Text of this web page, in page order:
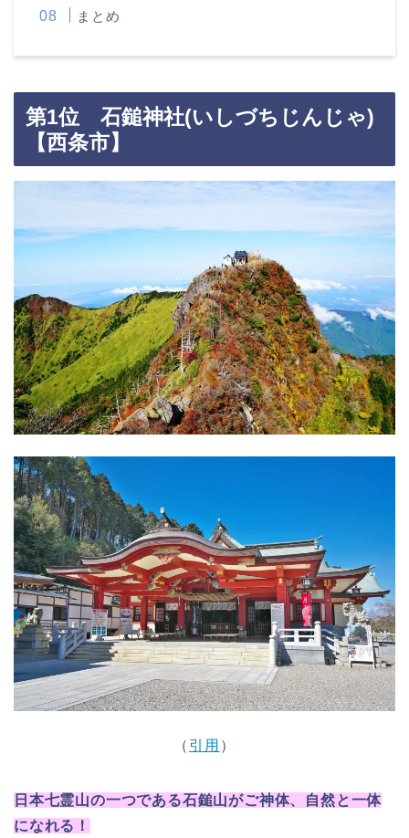
まとめ
第1位 石鎚神社(いしづちじんじゃ)
【西条市】
（ 引用 ）
日本七霊山の一つである石鎚山がご神体、自然と一体
になれる！